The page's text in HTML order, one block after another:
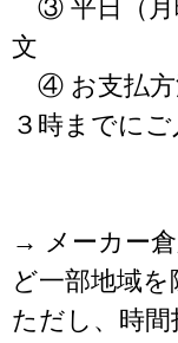
③ 平日（月
文
④ お支払方
３時までに
→ メーカー
ど一部地域
ただし、時